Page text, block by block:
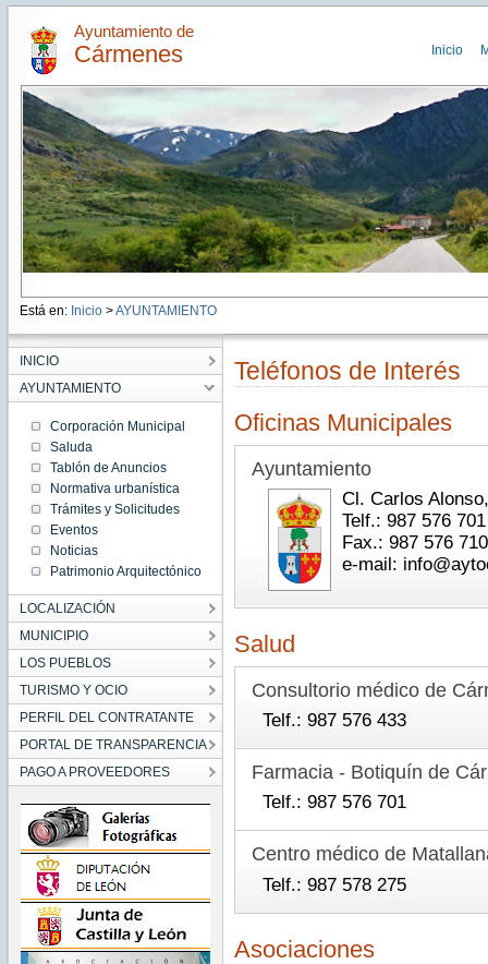
Ayuntamiento de
Cármenes Inicio
Está en: Inicio >AYUNTAMIENTO
INICIO
AYUNTAMIENTO
Corporación Municipal
Saluda
Tablón de Anuncios
Normativa urbanística
Trámites y Solicitudes
Eventos
Noticias
Patrimonio Arquitectónico
LOCALIZACIÓN
MUNICIPIO
LOS PUEBLOS
TURISMO Y OCIO
PERFIL DEL CONTRATANTE
PORTAL DE TRANSPARENCIA
PAGO A PROVEEDORES
Teléfonos de Interés
Oficinas Municipales
Ayuntamiento
Cl. Carlos
Telf.: 987 576 701
Fax.: 987 576 710
e-mail:
Salud
Consultorio médico de
Telf.: 987 576 433
Farmacia - Botiquín de
Telf.: 987 576 701
Centro médico de
Telf.: 987 578 275
Asociaciones